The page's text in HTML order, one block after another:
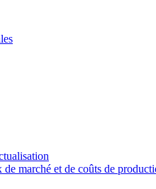
marché et de coûts de